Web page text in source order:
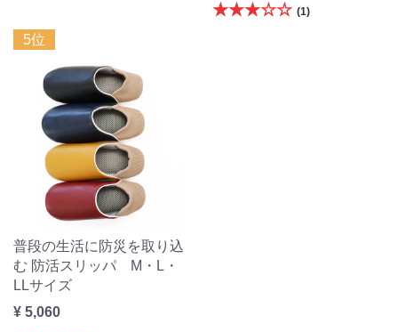
★★★☆☆ (1)
5位
普段の生活に防災を取り込
む 防活スリッパ M・L・
LLサイズ
¥ 5,060